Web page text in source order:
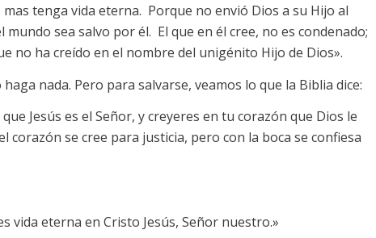
tenga vida eterna. Porque no envió Dios a su Hijo al
sea salvo por él. El que en él cree, no es condenado;
no ha creído en el nombre del unigénito Hijo de Dios».
nada. Pero para salvarse, veamos lo que la Biblia dice:
Jesús es el Señor, y creyeres en tu corazón que Dios le
corazón se cree para justicia, pero con la boca se confiesa
vida eterna en Cristo Jesús, Señor nuestro.»